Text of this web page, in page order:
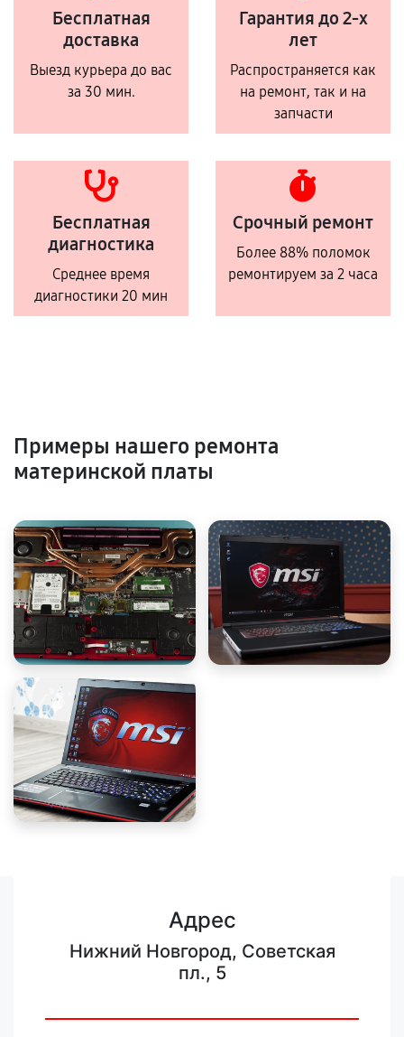
Бесплатная
доставка
Выезд курьера до вас
за 30 мин.
Гарантия до 2-х
лет
Распространяется как
на ремонт, так и на
запчасти
Бесплатная
диагностика
Среднее время
диагностики 20 мин
Срочный ремонт
Более 88% поломок
ремонтируем за 2 часа
Примеры нашего ремонта
материнской платы
Адрес
Нижний Новгород, Советская
пл., 5